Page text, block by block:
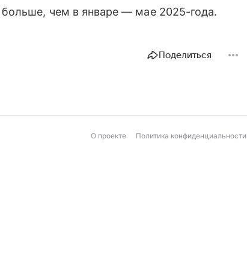
больше, чем в январе — мае 2025-года.
Поделиться
О проекте Политика конфиденциальности